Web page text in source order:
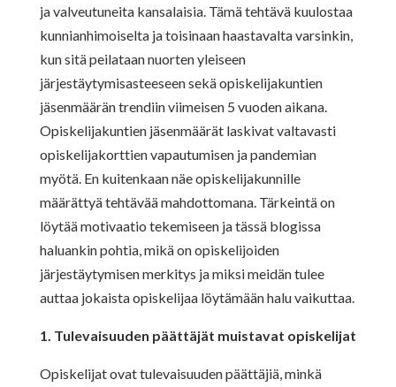
ja valveutuneita kansalaisia. Tämä tehtävä kuulostaa
kunnianhimoiselta ja toisinaan haastavalta varsinkin,
kun sitä peilataan nuorten yleiseen
järjestäytymisasteeseen sekä opiskelijakuntien
jäsenmäärän trendiin viimeisen 5 vuoden aikana.
Opiskelijakuntien jäsenmäärät laskivat valtavasti
opiskelijakorttien vapautumisen ja pandemian
myötä. En kuitenkaan näe opiskelijakunnille
määrättyä tehtävää mahdottomana. Tärkeintä on
löytää motivaatio tekemiseen ja tässä blogissa
haluankin pohtia, mikä on opiskelijoiden
järjestäytymisen merkitys ja miksi meidän tulee
auttaa jokaista opiskelijaa löytämään halu vaikuttaa.
1. Tulevaisuuden päättäjät muistavat opiskelijat
Opiskelijat ovat tulevaisuuden päättäjiä, minkä